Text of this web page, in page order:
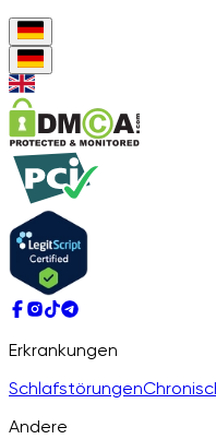
Erkrankungen
Schlafstörungen
Andere